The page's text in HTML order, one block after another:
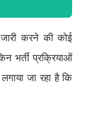
करने की कोई
भर्ती प्रक्रियाओं
जा रहा है कि